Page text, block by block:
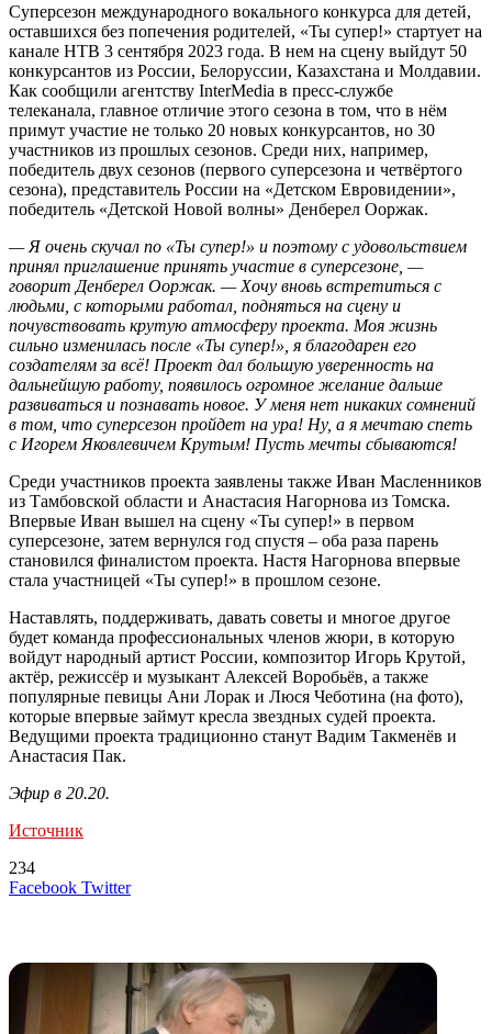
Суперсезон международного вокального конкурса для детей,
оставшихся без попечения родителей, «Ты супер!» стартует на
канале НТВ 3 сентября 2023 года. В нем на сцену выйдут 50
конкурсантов из России, Белоруссии, Казахстана и Молдавии.
Как сообщили агентству InterMedia в пресс-службе
телеканала, главное отличие этого сезона в том, что в нём
примут участие не только 20 новых конкурсантов, но 30
участников из прошлых сезонов. Среди них, например,
победитель двух сезонов (первого суперсезона и четвёртого
сезона), представитель России на «Детском Евровидении»,
победитель «Детской Новой волны» Денберел Ооржак.
— Я очень скучал по «Ты супер!» и поэтому с удовольствием
принял приглашение принять участие в суперсезоне, —
говорит Денберел Ооржак. — Хочу вновь встретиться с
людьми, с которыми работал, подняться на сцену и
почувствовать крутую атмосферу проекта. Моя жизнь
сильно изменилась после «Ты супер!», я благодарен его
создателям за всё! Проект дал большую уверенность на
дальнейшую работу, появилось огромное желание дальше
развиваться и познавать новое. У меня нет никаких сомнений
в том, что суперсезон пройдет на ура! Ну, а я мечтаю спеть
с Игорем Яковлевичем Крутым! Пусть мечты сбываются!
Среди участников проекта заявлены также Иван Масленников
из Тамбовской области и Анастасия Нагорнова из Томска.
Впервые Иван вышел на сцену «Ты супер!» в первом
суперсезоне, затем вернулся год спустя – оба раза парень
становился финалистом проекта. Настя Нагорнова впервые
стала участницей «Ты супер!» в прошлом сезоне.
Наставлять, поддерживать, давать советы и многое другое
будет команда профессиональных членов жюри, в которую
войдут народный артист России, композитор Игорь Крутой,
актёр, режиссёр и музыкант Алексей Воробьёв, а также
популярные певицы Ани Лорак и Люся Чеботина (на фото),
которые впервые займут кресла звездных судей проекта.
Ведущими проекта традиционно станут Вадим Такменёв и
Анастасия Пак.
Эфир в 20.20.
Источник
234
Facebook TwitterLinkedIn
Tumblr
Reddit
Вконтакте
Одноклассники
Skype
Messenger
Messenger
WhatsApp
Telegram
Viber
Line
Поделиться
Печатать